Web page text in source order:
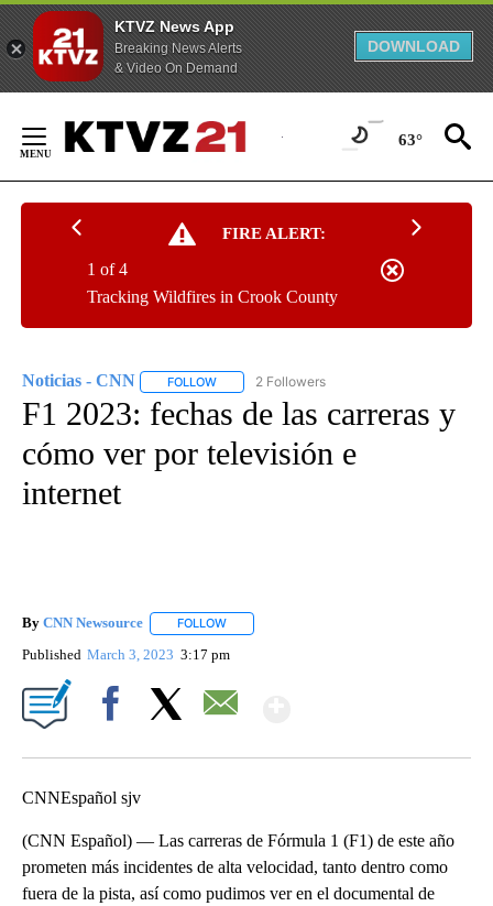
KTVZ News App
Breaking News Alerts
& Video On Demand
DOWNLOAD
Content
63°
FIRE ALERT:
Tracking Wildfires in Crook County
1 of 4
Noticias - CNN FOLLOW FOLLOW "NOTICIAS - CNN" TO RECEIVE
2 Followers
F1 2023: fechas de las carreras y
cómo ver por televisión e
internet
By CNN Newsource FOLLOW
Published March 3, 2023 3:17 pm
CNNEspañol sjv
(CNN Español) — Las carreras de Fórmula 1 (F1) de este año
prometen más incidentes de alta velocidad, tanto dentro como
fuera de la pista, así como pudimos ver en el documental de